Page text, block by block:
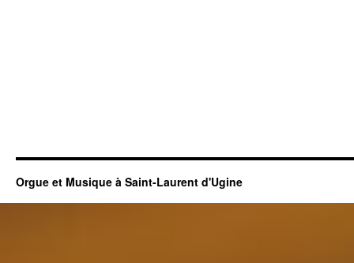
Orgue et Musique à Saint-Laurent d'Ugine